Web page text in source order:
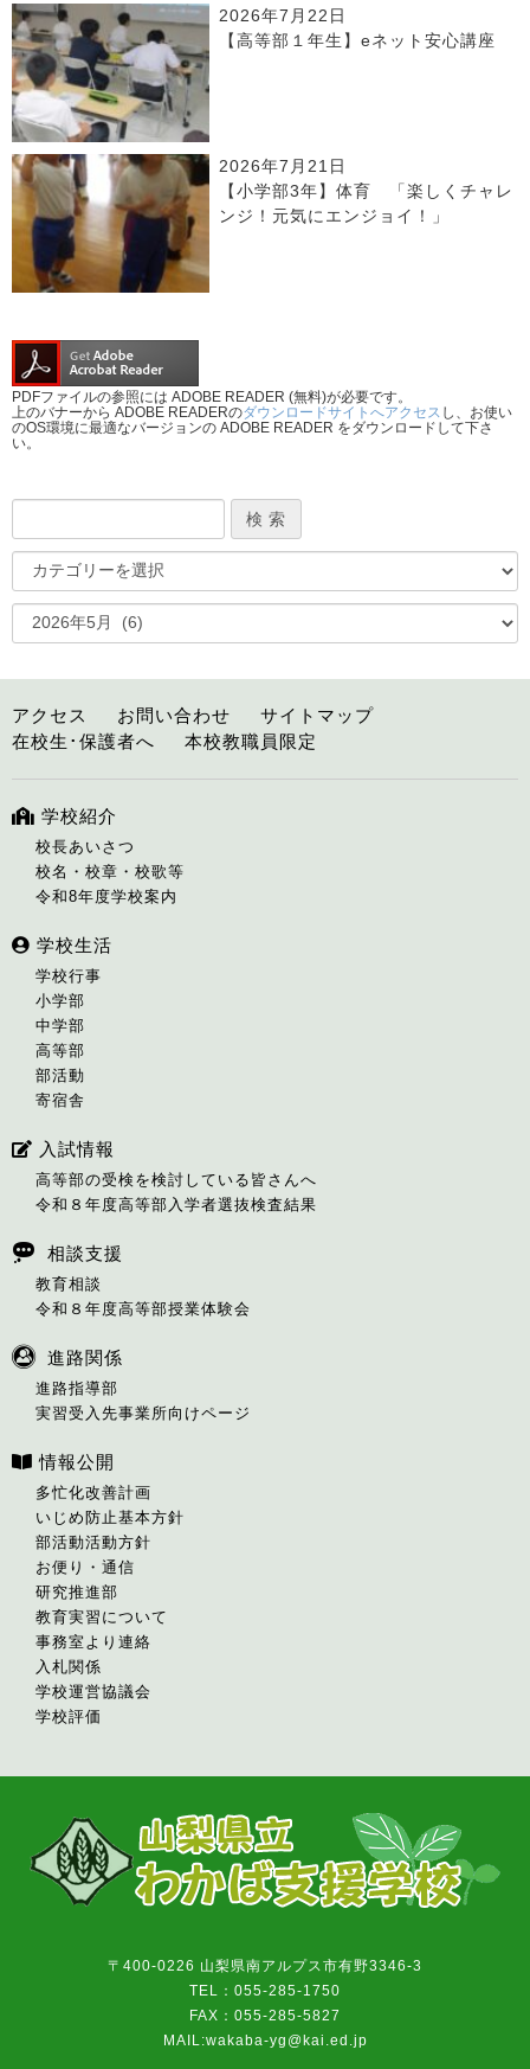
2026年7月22日
【高等部１年生】eネット安心講座
2026年7月21日
【小学部3年】体育 「楽しくチャレ
ンジ！元気にエンジョイ！」
PDFファイルの参照には ADOBE READER (無料)が必要です。
上のバナーから ADOBE READERのダウンロードサイトへアクセス し、お使い
のOS環境に最適なバージョンの ADOBE READER をダウンロードして下さ
い。
アクセス お問い合わせ
サイトマップ
在校生･保護者へ
本校教職員限定
学校紹介
校長あいさつ
校名・校章・校歌等
令和8年度学校案内
学校生活
学校行事
小学部
中学部
高等部
部活動
寄宿舎
入試情報
高等部の受検を検討している皆さんへ
令和８年度高等部入学者選抜検査結果
相談支援
教育相談
令和８年度高等部授業体験会
進路関係
進路指導部
実習受入先事業所向けページ
情報公開
多忙化改善計画
いじめ防止基本方針
部活動活動方針
お便り・通信
研究推進部
教育実習について
事務室より連絡
入札関係
学校運営協議会
学校評価
〒400-0226 山梨県南アルプス市有野3346-3
TEL：055-285-1750
FAX：055-285-5827
MAIL:wakaba-yg@kai.ed.jp